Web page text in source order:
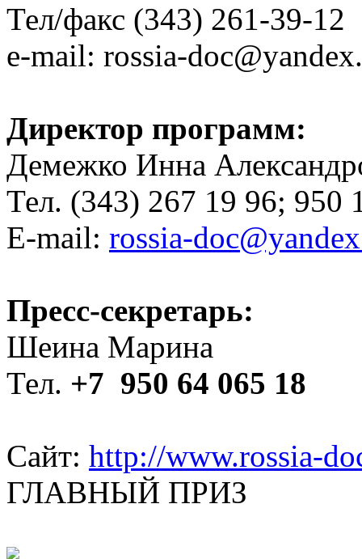
Тел/факс (343) 261-39-12
e-mail: rossia-
Директор программ:
Демежко Инна
Тел. (343) 267 19 96; 950
E-mail: rossia-
Пресс-секретарь:
Шеина Марина
Тел. +7 950 64 065 18
Сайт: http://www.rossia-
ГЛАВНЫЙ ПРИЗ